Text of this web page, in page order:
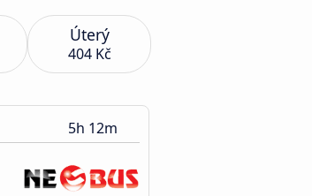
Úterý
404 Kč
5h 12m